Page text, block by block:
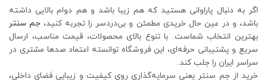
اگر به دنبال پاراوانی هستید که هم زیبا باشد و هم دوام بالایی داشته
باشد، و در عین حال خریدی مطمئن و بی‌دردسر را تجربه کنید، جم سنتر
بهترین انتخاب شماست. با تنوع بالای محصولات، قیمت مناسب، ارسال
سریع و پشتیبانی حرفه‌ای، این فروشگاه توانسته اعتماد صدها مشتری در
سراسر ایران را جلب کند.
خرید از جم سنتر یعنی سرمایه‌گذاری روی کیفیت و زیبایی فضای داخلی،